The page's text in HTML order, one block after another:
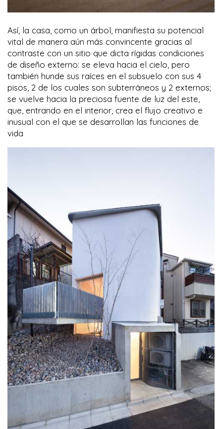
Así, la casa, como un árbol, manifiesta su potencial
vital de manera aún más convincente gracias al
contraste con un sitio que dicta rígidas condiciones
de diseño externo: se eleva hacia el cielo, pero
también hunde sus raíces en el subsuelo con sus 4
pisos, 2 de los cuales son subterráneos y 2 externos;
se vuelve hacia la preciosa fuente de luz del este,
que, entrando en el interior, crea el flujo creativo e
inusual con el que se desarrollan las funciones de
vida